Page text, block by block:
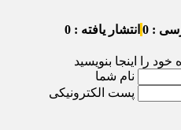
: 0 انتشار یافته : 0
خود را اینجا بنویسید
نام شما
پست الکترونیکی